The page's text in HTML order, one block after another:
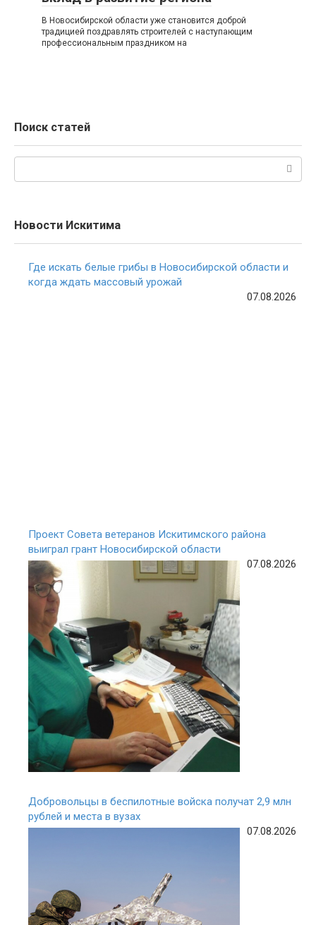
В Новосибирской области уже становится доброй
традицией поздравлять строителей с наступающим
профессиональным праздником на
Поиск статей
Новости Искитима
Где искать белые грибы в Новосибирской области и
когда ждать массовый урожай
07.08.2026
Проект Совета ветеранов Искитимского района
выиграл грант Новосибирской области
07.08.2026
Добровольцы в беспилотные войска получат 2,9 млн
рублей и места в вузах
07.08.2026